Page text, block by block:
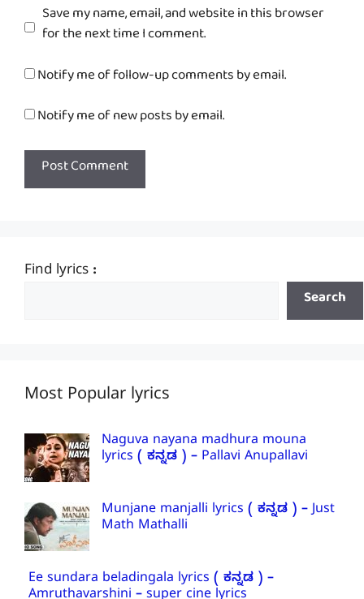
Save my name, email, and website in this browser
for the next time I comment.
Notify me of follow-up comments by email.
Notify me of new posts by email.
Find lyrics :
Search
Most Popular lyrics
Naguva nayana madhura mouna
lyrics ( ಕನ್ನಡ ) – Pallavi Anupallavi
Munjane manjalli lyrics ( ಕನ್ನಡ ) – Just
Math Mathalli
Ee sundara beladingala lyrics ( ಕನ್ನಡ ) –